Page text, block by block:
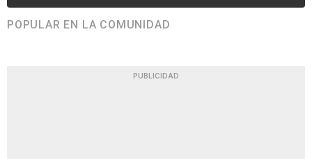
POPULAR EN LA COMUNIDAD
PUBLICIDAD